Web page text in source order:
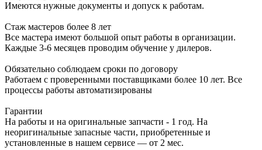
Имеются нужные документы и допуск к работам.
Стаж мастеров более 8 лет
Все мастера имеют большой опыт работы в организации.
Каждые 3-6 месяцев проводим обучение у дилеров.
Обязательно соблюдаем сроки по договору
Работаем с проверенными поставщиками более 10 лет. Все
процессы работы автоматизированы
Гарантии
На работы и на оригинальные запчасти - 1 год. На
неоригинальные запасные части, приобретенные и
установленные в нашем сервисе — от 2 мес.